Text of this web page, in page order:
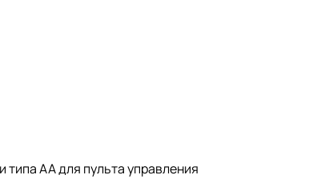
типа АА для пульта управления